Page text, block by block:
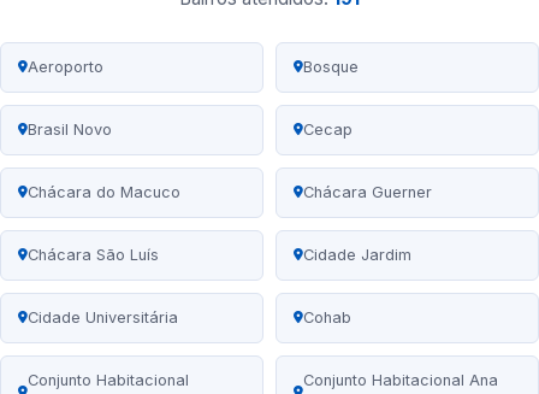
Aeroporto Bosque
Brasil Novo Cecap
Chácara do Macuco Chácara Guerner
Chácara São Luís Cidade Jardim
Cidade Universitária Cohab
Conjunto Habitacional
Conjunto Habitacional Ana